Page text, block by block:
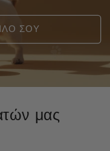
ΣΟΥ
μας